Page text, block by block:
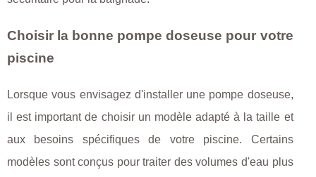
Choisir la bonne pompe doseuse pour votre
piscine
Lorsque vous envisagez d'installer une pompe doseuse,
il est important de choisir un modèle adapté à la taille et
aux besoins spécifiques de votre piscine. Certains
modèles sont conçus pour traiter des volumes d'eau plus